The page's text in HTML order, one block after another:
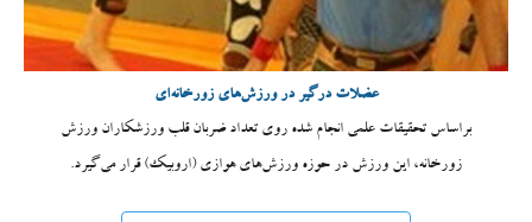
عضلات درگیر در ورزش‌های زورخانه‌ای
براساس تحقیقات علمی انجام شده روی تعداد ضربان قلب ورزشکاران ورزش
زورخانه، این ورزش در حوزه ورزش‌های هوازی (اروبیک) قرار می‌گیرد.